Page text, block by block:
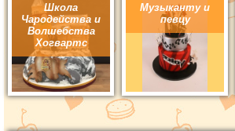
Школа
Чародейства и
Волшебства
Хогвартс
Музыканту и
певцу